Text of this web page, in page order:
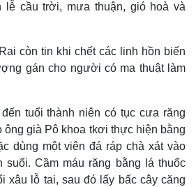
lễ cầu trời, mưa thuận, gió hoà và
còn tin khi chết các linh hồn biến
gán cho người có ma thuật làm
tuổi thành niên có tục cưa răng
ông già Pô khoa tkơi thực hiện bằng
dùng một viên đá ráp chà xát vào
suối. Cầm máu răng bằng lá thuốc
xâu lỗ tai, sau đó lấy bấc cây căng